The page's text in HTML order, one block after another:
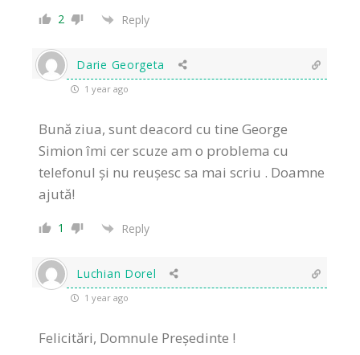
2 Reply
Darie Georgeta
1 year ago
Bună ziua, sunt deacord cu tine George
Simion îmi cer scuze am o problema cu
telefonul și nu reușesc sa mai scriu . Doamne
ajută!
1 Reply
Luchian Dorel
1 year ago
Felicitări, Domnule Președinte !